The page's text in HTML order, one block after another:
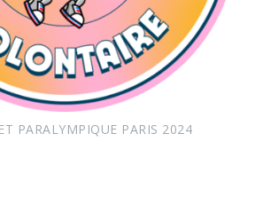
PARALYMPIQUE PARIS 2024